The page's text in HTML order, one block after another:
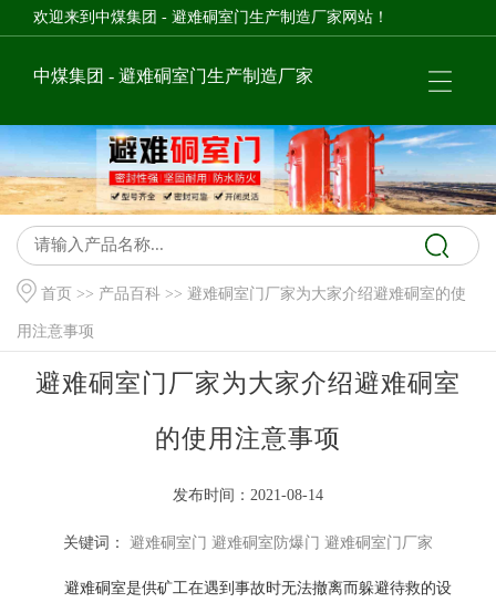
欢迎来到中煤集团 - 避难硐室门生产制造厂家网站！
中煤集团 - 避难硐室门生产制造厂家
首页 >> 产品百科 >> 避难硐室门厂家为大家介绍避难硐室的使
用注意事项
避难硐室门厂家为大家介绍避难硐室
的使用注意事项
发布时间：2021-08-14
关键词： 避难硐室门 避难硐室防爆门 避难硐室门厂家
避难硐室是供矿工在遇到事故时无法撤离而躲避待救的设